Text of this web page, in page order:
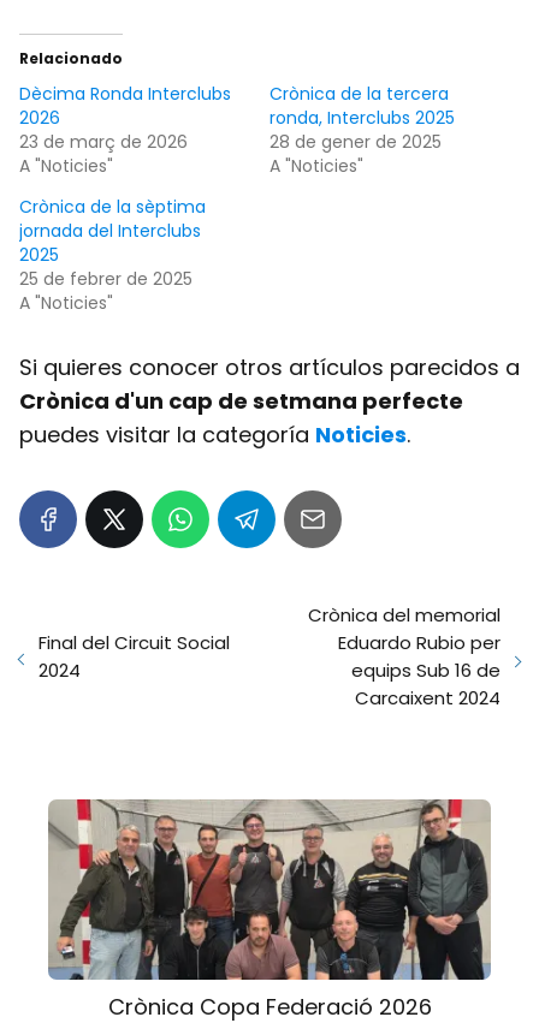
Relacionado
Dècima Ronda Interclubs
2026
23 de març de 2026
A "Noticies"
Crònica de la tercera
ronda, Interclubs 2025
28 de gener de 2025
A "Noticies"
Crònica de la sèptima
jornada del Interclubs
2025
25 de febrer de 2025
A "Noticies"
Si quieres conocer otros artículos parecidos a
Crònica d'un cap de setmana perfecte
puedes visitar la categoría Noticies.
Final del Circuit Social
2024
Crònica del memorial
Eduardo Rubio per
equips Sub 16 de
Carcaixent 2024
Crònica Copa Federació 2026